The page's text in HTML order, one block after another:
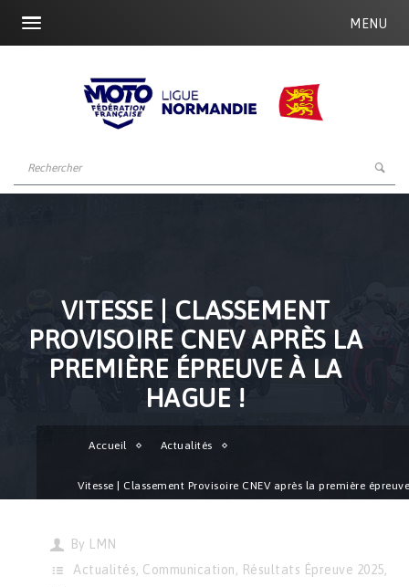
MENU
VITESSE | CLASSEMENT
PROVISOIRE CNEV APRÈS LA
PREMIÈRE ÉPREUVE À LA
HAGUE !
Accueil Actualités
Vitesse | Classement Provisoire CNEV après la première
By
LMN
Actualités Communication Résultats Épreuve 2025